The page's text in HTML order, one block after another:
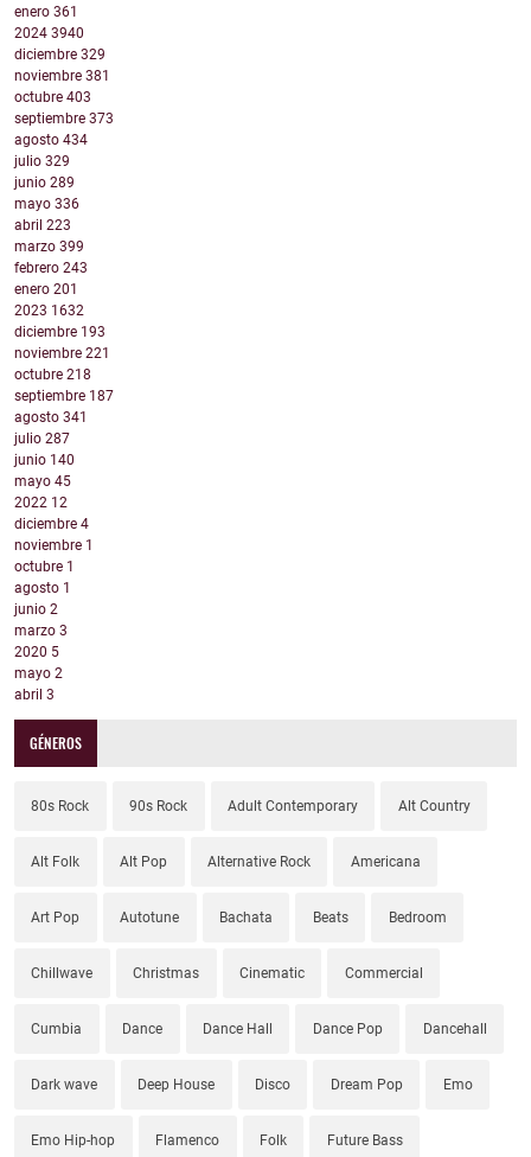
enero 361
2024 3940
diciembre 329
noviembre 381
octubre 403
septiembre 373
agosto 434
julio 329
junio 289
mayo 336
abril 223
marzo 399
febrero 243
enero 201
2023 1632
diciembre 193
noviembre 221
octubre 218
septiembre 187
agosto 341
julio 287
junio 140
mayo 45
2022 12
diciembre 4
noviembre 1
octubre 1
agosto 1
junio 2
marzo 3
2020 5
mayo 2
abril 3
GÉNEROS
80s Rock 90s Rock Adult Contemporary Alt Country
Alt Folk Alt Pop Alternative Rock Americana
Art Pop Autotune Bachata Beats Bedroom
Chillwave Christmas Cinematic Commercial
Cumbia Dance Dance Hall Dance Pop Dancehall
Dark wave Deep House Disco Dream Pop Emo
Emo Hip-hop Flamenco Folk Future Bass